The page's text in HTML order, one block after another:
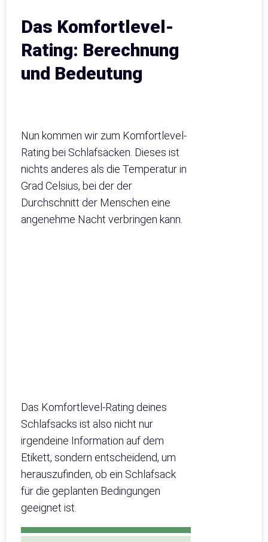
Das Komfortlevel-
Rating: Berechnung
und Bedeutung
Nun kommen wir zum Komfortlevel-
Rating bei Schlafsäcken. Dieses ist
nichts anderes als die Temperatur in
Grad Celsius, bei der der
Durchschnitt der Menschen eine
angenehme Nacht verbringen kann.
Das Komfortlevel-Rating deines
Schlafsacks ist also nicht nur
irgendeine Information auf dem
Etikett, sondern entscheidend, um
herauszufinden, ob ein Schlafsack
für die geplanten Bedingungen
geeignet ist.